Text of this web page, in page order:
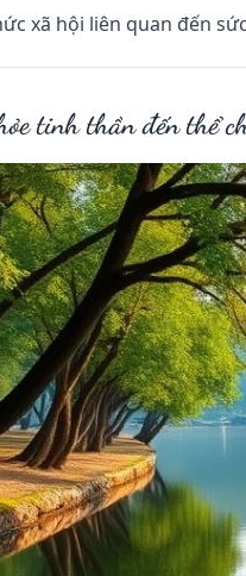
xã hội liên quan đến
tinh thần đến thể